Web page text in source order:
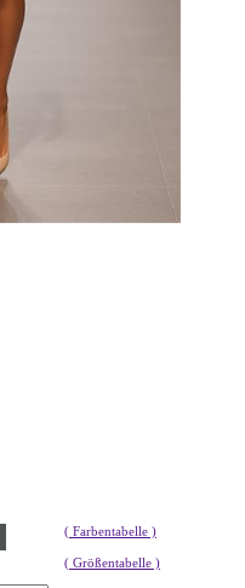
( Farbentabelle )
( Größentabelle )